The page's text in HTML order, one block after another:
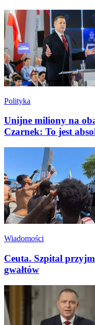
Polityka
Unijne miliony na
Czarnek: To jest
Wiadomości
Ceuta. Szpital
gwałtów